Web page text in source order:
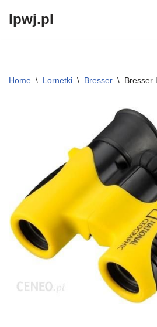
lpwj.pl
Home \ Lornetki \ Bresser \ Bresser